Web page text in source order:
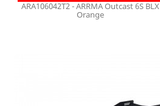
ARA106042T2 - ARRMA Outcast 6S BLX
Orange